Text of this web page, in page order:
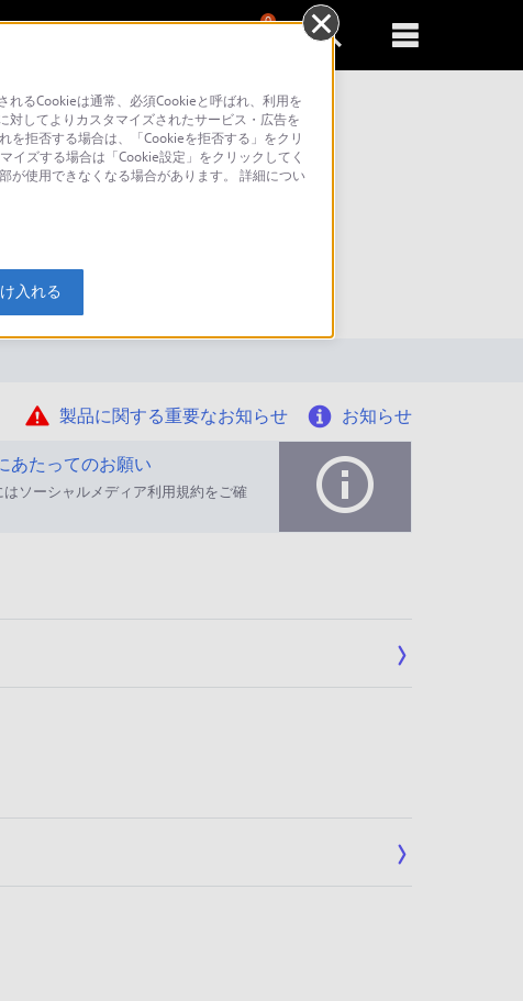
0
検索
製品に関する重要なお知らせ お知らせ
あたってのお願い
ソーシャルメディア利用規約をご確
るCookieは通常、必須Cookieと呼ばれ、利用を
してよりカスタマイズされたサービス・広告を
拒否する場合は、「Cookieを拒否する」をクリ
イズする場合は「Cookie設定」をクリックしてく
が使用できなくなる場合があります。 詳細につい
入れる